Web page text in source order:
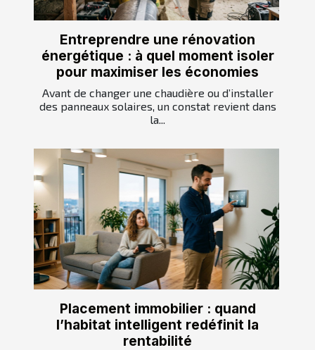
Entreprendre une rénovation
énergétique : à quel moment isoler
pour maximiser les économies
Avant de changer une chaudière ou d’installer
des panneaux solaires, un constat revient dans
la...
Placement immobilier : quand
l’habitat intelligent redéfinit la
rentabilité